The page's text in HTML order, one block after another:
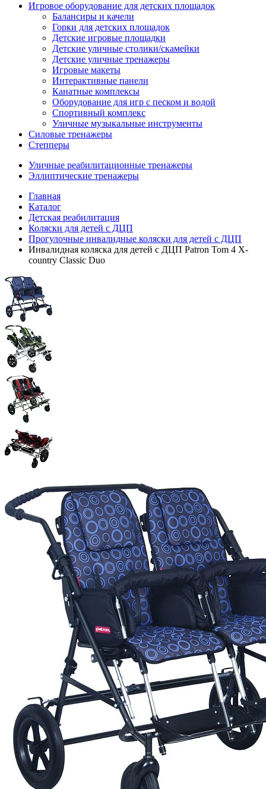
Игровое оборудование для детских площадок
Балансиры и качели
Горки для детских площадок
Детские игровые площадки
Детские уличные столики/скамейки
Детские уличные тренажеры
Игровые макеты
Интерактивные панели
Канатные комплексы
Оборудование для игр с песком и водой
Спортивный комплекс
Уличные музыкальные инструменты
Силовые тренажеры
Степперы
Уличные реабилитационные тренажеры
Эллиптические тренажеры
Главная
Каталог
Детская реабилитация
Коляски для детей с ДЦП
Прогулочные инвалидные коляски для детей с ДЦП
Инвалидная коляска для детей с ДЦП Patron Tom 4 X-
country Classic Duo